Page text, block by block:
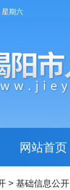
期六
网站首页
> 基础信息公开